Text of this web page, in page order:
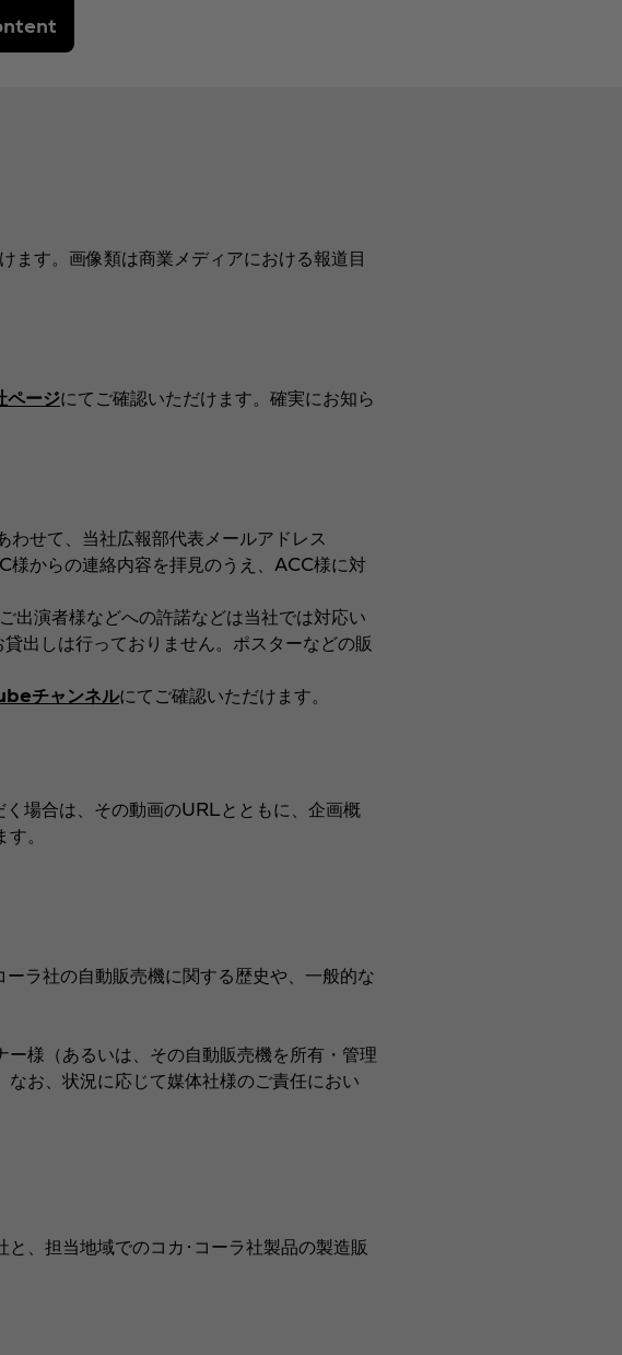
ます。画像類は商業メディアにおける報道目
ページにてご確認いただけます。確実にお知ら
せて、当社広報部代表メールアドレス
様からの連絡内容を拝見のうえ、ACC様に対
出演者様などへの許諾などは当社では対応い
出しは行っておりません。ポスターなどの販
チャンネルにてご確認いただけます。
場合は、その動画のURLとともに、企画概
。
ラ社の自動販売機に関する歴史や、一般的な
様（あるいは、その自動販売機を所有・管理
お、状況に応じて媒体社様のご責任におい
、担当地域でのコカ･コーラ社製品の製造販